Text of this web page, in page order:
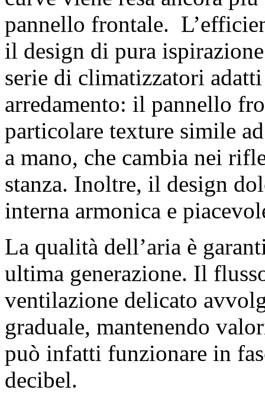
pannello frontale.
il design di pura
serie di climatizzatori
arredamento: il pannello
particolare texture simile
a mano, che cambia nei
stanza. Inoltre, il design
interna armonica e
La qualità dell’aria è
ultima generazione. Il
ventilazione delicato
graduale, mantenendo
può infatti funzionare in
decibel.